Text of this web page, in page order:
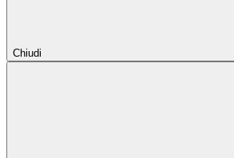
Chiudi